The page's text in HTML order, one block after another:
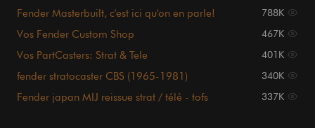
Fender Masterbuilt, c'est ici qu'on en parle! 788K
Vos Fender Custom Shop 467K
Vos PartCasters: Strat & Tele 401K
fender stratocaster CBS (1965-1981) 340K
Fender japan MIJ reissue strat / télé - tofs
337K